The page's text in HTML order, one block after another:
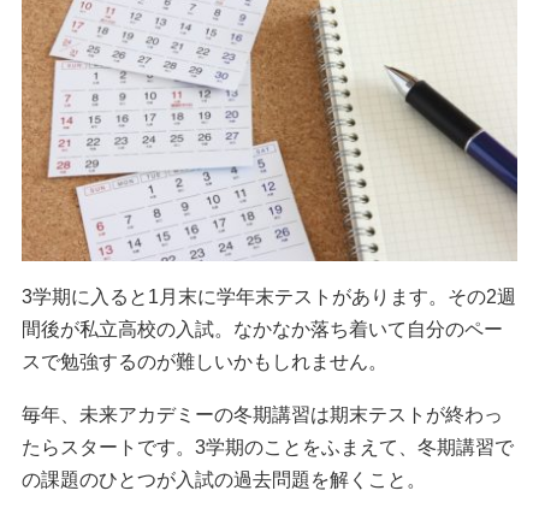
3学期に入ると1月末に学年末テストがあります。その2週
間後が私立高校の入試。なかなか落ち着いて自分のペー
スで勉強するのが難しいかもしれません。
毎年、未来アカデミーの冬期講習は期末テストが終わっ
たらスタートです。3学期のことをふまえて、冬期講習で
の課題のひとつが入試の過去問題を解くこと。